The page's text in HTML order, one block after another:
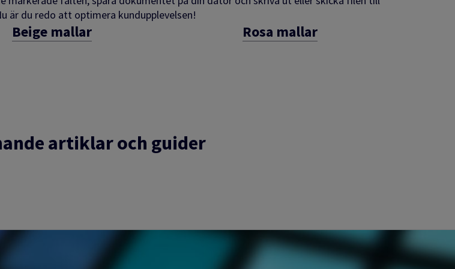
är du redo att optimera kundupplevelsen!
Beige mallar Rosa mallar
artiklar och guider